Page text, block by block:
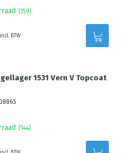
(159)
incl. BTW
1531 Vern V Topcoat
(144)